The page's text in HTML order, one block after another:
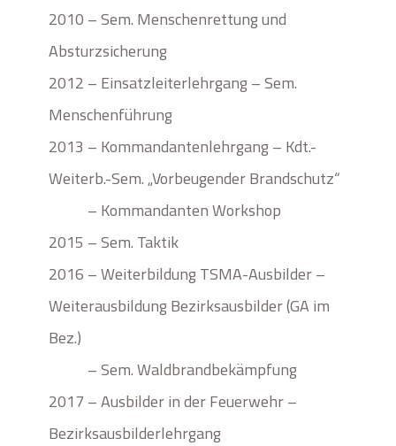
2010 – Sem. Menschenrettung und
Absturzsicherung
2012 – Einsatzleiterlehrgang – Sem.
Menschenführung
2013 – Kommandantenlehrgang – Kdt.-
Weiterb.-Sem. „Vorbeugender Brandschutz“
– Kommandanten Workshop
2015 – Sem. Taktik
2016 – Weiterbildung TSMA-Ausbilder –
Weiterausbildung Bezirksausbilder (GA im
Bez.)
– Sem. Waldbrandbekämpfung
2017 – Ausbilder in der Feuerwehr –
Bezirksausbilderlehrgang